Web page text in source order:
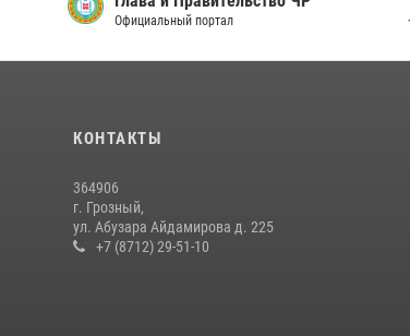
Официальный портал
КОНТАКТЫ
364906
г. Грозный,
ул. Абузара Айдамирова д. 225
+7 (8712) 29-51-10